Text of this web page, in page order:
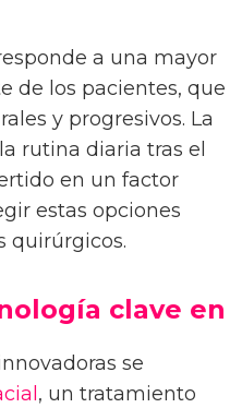
a una mayor
de los pacientes, que
y progresivos. La
rutina diaria tras el
en un factor
estas opciones
quirúrgicos.
clave en
se
, un tratamiento